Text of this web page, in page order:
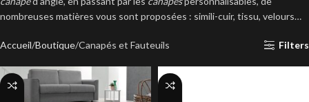
nombreuses matières vous sont proposées : simili-cuir, tissu, velours…
Accueil Boutique Canapés et Fauteuils Filters